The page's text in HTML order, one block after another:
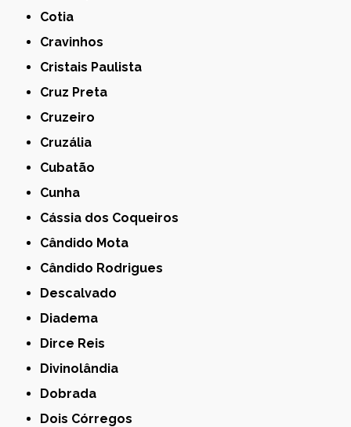
Cotia
Cravinhos
Cristais Paulista
Cruz Preta
Cruzeiro
Cruzália
Cubatão
Cunha
Cássia dos Coqueiros
Cândido Mota
Cândido Rodrigues
Descalvado
Diadema
Dirce Reis
Divinolândia
Dobrada
Dois Córregos